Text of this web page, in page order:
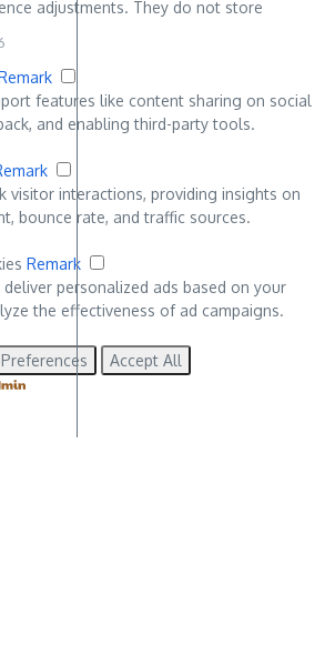
adjustments. They do not store
features like content sharing on social
and enabling third-party tools.
visitor interactions, providing insights on
bounce rate, and traffic sources.
Remark
personalized ads based on your
the effectiveness of ad campaigns.
Accept All